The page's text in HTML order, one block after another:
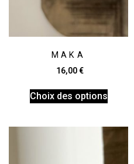
MAKA
16,00€
Choix des options